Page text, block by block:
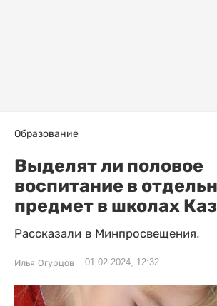
Образование
Выделят ли половое
воспитание в
предмет в школах
Рассказали в Минпросвещения.
Илья Огурцов 01.02.2024, 12:32